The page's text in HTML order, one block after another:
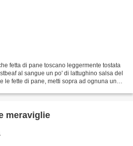
fetta di pane toscano leggermente tostata
al sangue un po' di lattughino salsa del
le fette di pane, metti sopra ad ognuna un
meraviglie